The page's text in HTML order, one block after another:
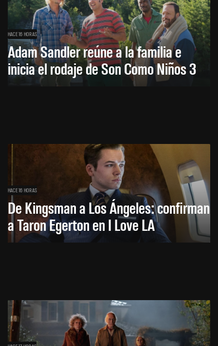
HACE 16 HORAS
Adam Sandler reúne a la familia e
inicia el rodaje de Son Como Niños 3
HACE 16 HORAS
De Kingsman a Los Ángeles: confirman
a Taron Egerton en I Love LA